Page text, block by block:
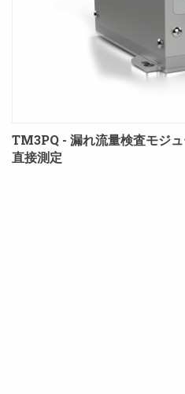
TM3PQ - 漏れ流量検査モジ
直接測定